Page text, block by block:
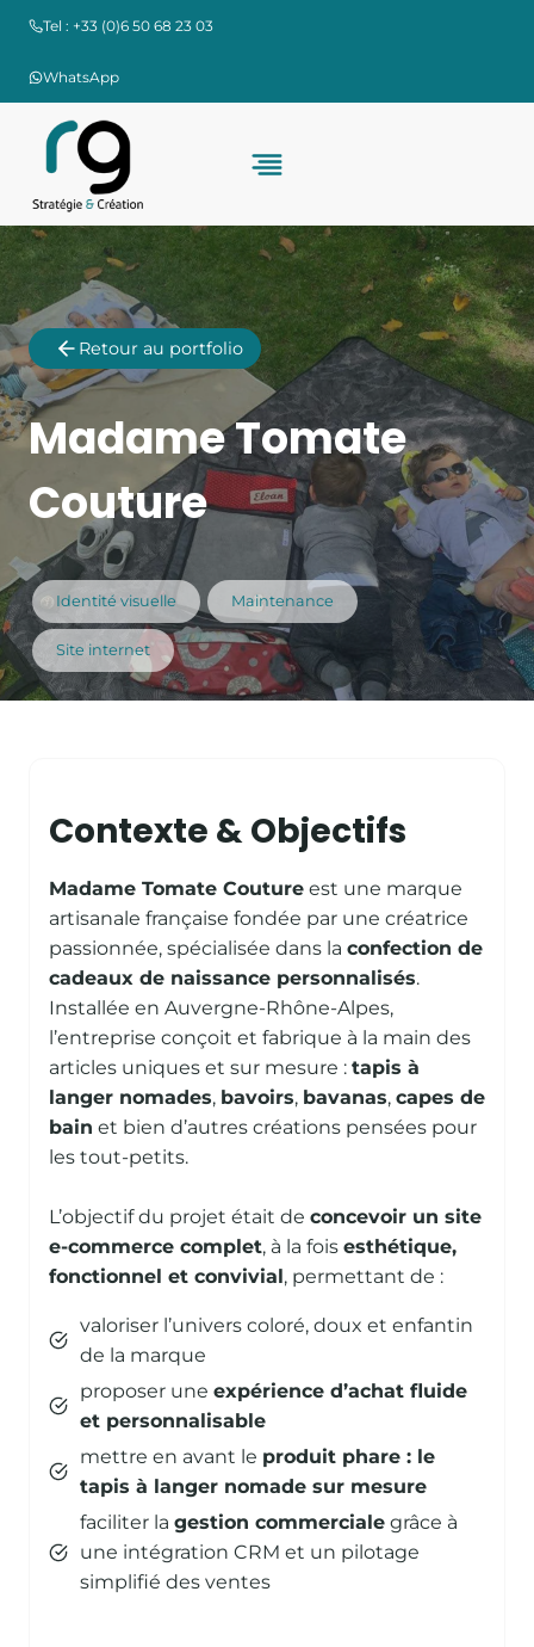
Aller
contenu
Tel : +33 (0)6 50 68 23 03
WhatsApp
Retour au portfolio
Madame Tomate
Couture
Identité visuelle Maintenance
Site internet
Contexte & Objectifs
Madame Tomate Couture est une marque
artisanale française fondée par une créatrice
passionnée, spécialisée dans la confection de
cadeaux de naissance personnalisés.
Installée en Auvergne-Rhône-Alpes,
l’entreprise conçoit et fabrique à la main des
articles uniques et sur mesure : tapis à
langer nomades, bavoirs, bavanas, capes de
bain et bien d’autres créations pensées pour
les tout-petits.
L’objectif du projet était de concevoir un site
e-commerce complet, à la fois esthétique,
fonctionnel et convivial, permettant de :
valoriser l’univers coloré, doux et enfantin
de la marque
proposer une expérience d’achat fluide
et personnalisable
mettre en avant le produit phare : le
tapis à langer nomade sur mesure
faciliter la gestion commerciale grâce à
une intégration CRM et un pilotage
simplifié des ventes